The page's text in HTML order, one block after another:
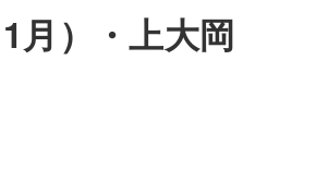
月）・上大岡